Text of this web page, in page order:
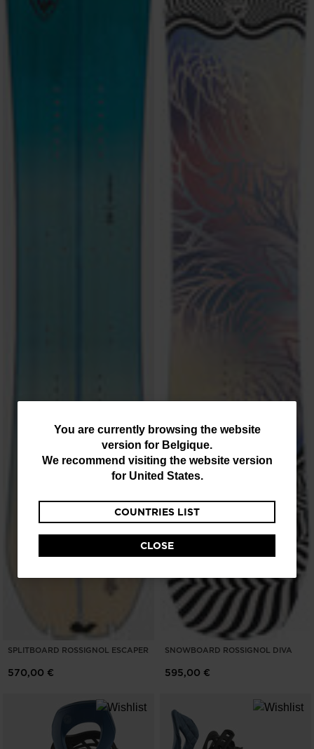
You
are
website
version
for
Belgique
recommend
website
version
You are currently browsing the website
version for Belgique.
We recommend visiting the website version
for United States.
COUNTRIES LIST
CLOSE
SPLITBOARD ROSSIGNOL ESCAPER
570,00 €
SNOWBOARD ROSSIGNOL DIVA
595,00 €